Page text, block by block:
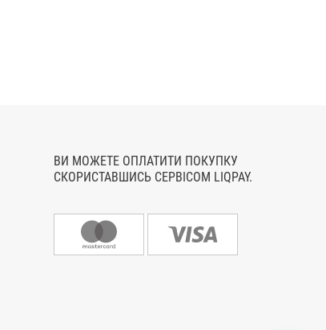
ВИ МОЖЕТЕ ОПЛАТИТИ ПОКУПКУ
СКОРИСТАВШИСЬ СЕРВІСОМ LIQPAY.